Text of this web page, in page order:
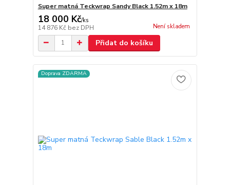
Super matná Teckwrap Sandy Black 1.52m x 18m
18 000 Kč/ks
14 876 Kč bez DPH Není skladem
Přidat do košíku
Doprava ZDARMA